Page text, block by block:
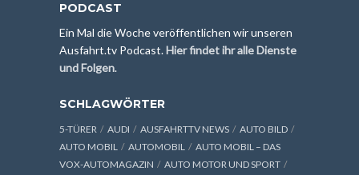
PODCAST
Ein Mal die Woche veröffentlichen wir unseren
Ausfahrt.tv Podcast.Hier findet ihr alle Dienste
und Folgen.
SCHLAGWÖRTER
5-TÜRER AUDI AUSFAHRTTV NEWS
AUTO BILD
AUTO MOBIL
AUTOMOBIL
AUTO MOBIL – DAS
VOX-AUTOMAGAZIN
AUTO MOTOR UND SPORT